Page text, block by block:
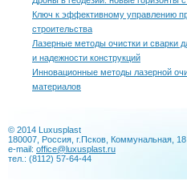
Ключ к эффективному управлению
строительства
Лазерные методы очистки и сварки
и надежности конструкций
Инновационные методы лазерной
материалов
© 2014 Luxusplast
180007, Россия, г.Псков, Коммунальная, 18
e-mail: office@luxusplast.ru
тел.: (8112) 57-64-44